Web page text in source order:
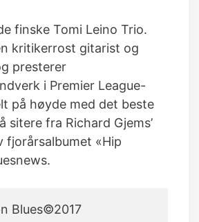
finske Tomi Leino Trio.
kritikerrost gitarist og
presterer
i Premier League-
på høyde med det beste
sitere fra Richard Gjems’
fjorårsalbumet «Hip
Blues©2017